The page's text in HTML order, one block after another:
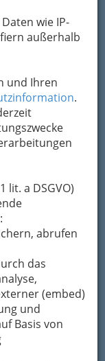
wie IP-
außerhalb
und Ihren
.
lit. a DSGVO)
abrufen
das
(embed)
und
Basis von
des Grazer
#freud. -
Fotos
Erwin